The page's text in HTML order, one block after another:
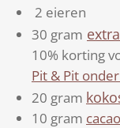
2 eieren
30 gram
10% korting
Pit & Pit
20 gram
10 gram